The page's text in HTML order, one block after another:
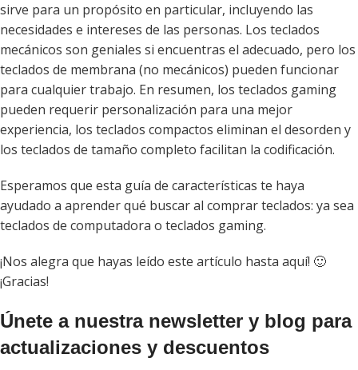
sirve para un propósito en particular, incluyendo las
necesidades e intereses de las personas. Los teclados
mecánicos son geniales si encuentras el adecuado, pero los
teclados de membrana (no mecánicos) pueden funcionar
para cualquier trabajo. En resumen, los teclados gaming
pueden requerir personalización para una mejor
experiencia, los teclados compactos eliminan el desorden y
los teclados de tamaño completo facilitan la codificación.
Esperamos que esta guía de características te haya
ayudado a aprender qué buscar al comprar teclados: ya sea
teclados de computadora o teclados gaming.
¡Nos alegra que hayas leído este artículo hasta aquí! 🙂
¡Gracias!
Únete a nuestra newsletter y blog para
actualizaciones y descuentos